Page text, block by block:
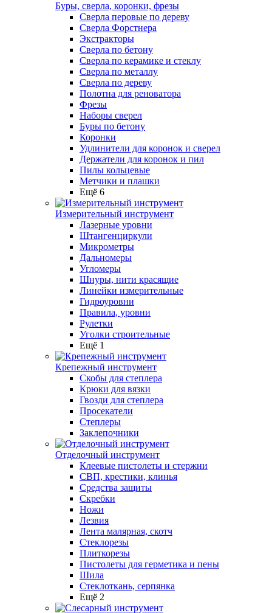
Буры, сверла, коронки, фрезы
Сверла перовые по дереву
Сверла Форстнера
Экстракторы
Сверла по бетону
Сверла по керамике и стеклу
Сверла по металлу
Сверла по дереву
Полотна для реноватора
Фрезы
Наборы сверел
Буры по бетону
Коронки
Удлинители для коронок и сверел
Держатели для коронок и пил
Пилы кольцевые
Метчики и плашки
Ещё 6
Измерительный инструмент
Лазерные уровни
Штангенциркули
Микрометры
Дальномеры
Угломеры
Шнуры, нити красящие
Линейки измерительные
Гидроуровни
Правила, уровни
Рулетки
Уголки строительные
Ещё 1
Крепежный инструмент
Скобы для степлера
Крюки для вязки
Гвозди для степлера
Просекатели
Степлеры
Заклепочники
Отделочный инструмент
Клеевые пистолеты и стержни
СВП, крестики, клинья
Средства защиты
Скребки
Ножи
Лезвия
Лента малярная, скотч
Стеклорезы
Плиткорезы
Пистолеты для герметика и пены
Шила
Стеклоткань, серпянка
Ещё 2